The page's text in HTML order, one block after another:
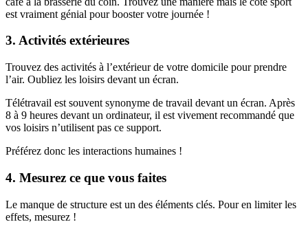
est vraiment génial pour booster votre journée !
3. Activités extérieures
Trouvez des activités à l’extérieur de votre domicile pour prendre
l’air. Oubliez les loisirs devant un écran.
Télétravail est souvent synonyme de travail devant un écran. Après
8 à 9 heures devant un ordinateur, il est vivement recommandé que
vos loisirs n’utilisent pas ce support.
Préférez donc les interactions humaines !
4. Mesurez ce que vous faites
Le manque de structure est un des éléments clés. Pour en limiter les
effets, mesurez !